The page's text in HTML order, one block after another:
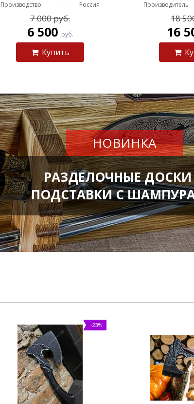
Производство
Россия
7 000 руб.
6 500 руб.
Купить
Производитель
18
16
НОВИНКА
РАЗДЕЛОЧНЫЕ
ПОДСТАВКИ С
-23%